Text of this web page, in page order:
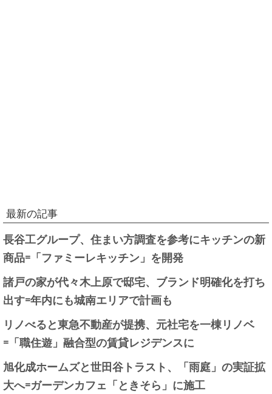
最新の記事
長谷工グループ、住まい方調査を参考にキッチンの新
商品=「ファミーレキッチン」を開発
諸戸の家が代々木上原で邸宅、ブランド明確化を打ち
出す=年内にも城南エリアで計画も
リノべると東急不動産が提携、元社宅を一棟リノベ
=「職住遊」融合型の賃貸レジデンスに
旭化成ホームズと世田谷トラスト、「雨庭」の実証拡
大へ=ガーデンカフェ「ときそら」に施工